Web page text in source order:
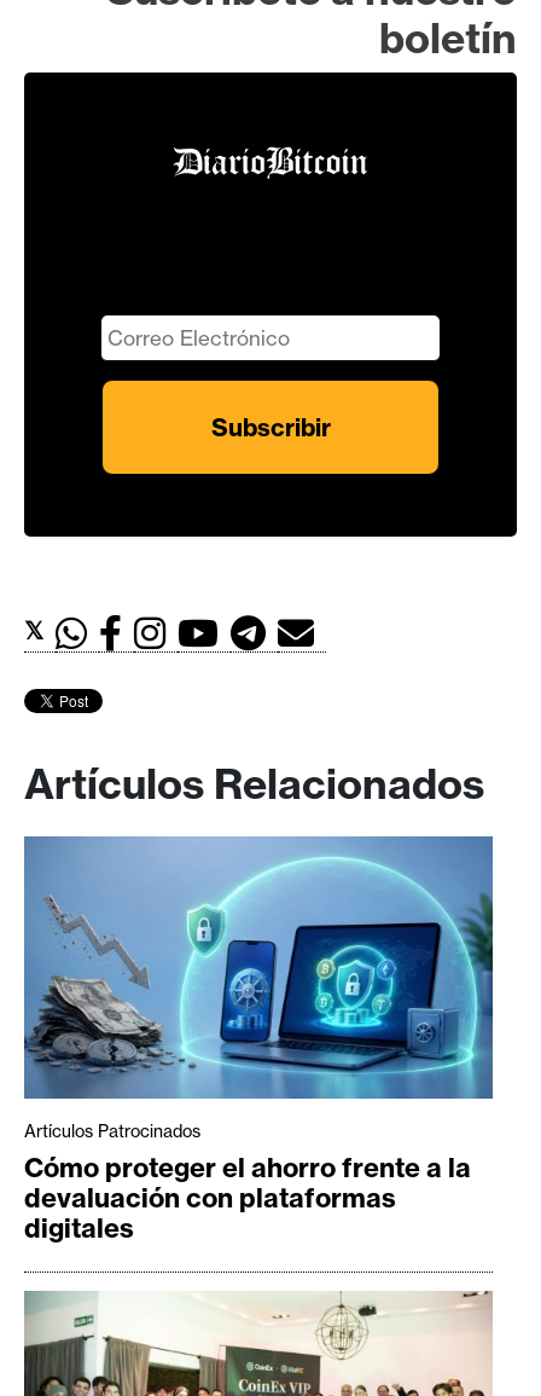
boletín
𝕏
Artículos Relacionados
Artículos Patrocinados
Cómo proteger el ahorro frente a la
devaluación con plataformas
digitales